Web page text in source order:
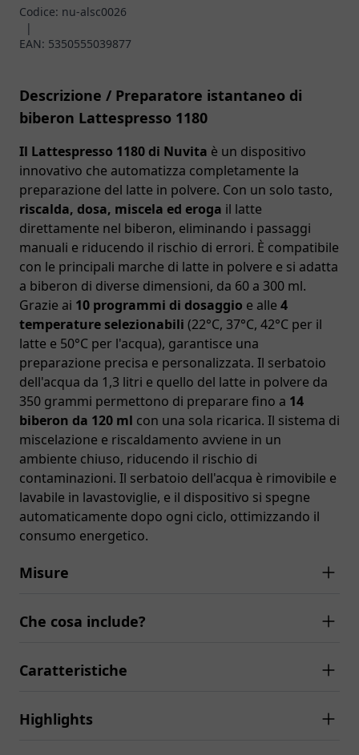
Codice: nu-alsc0026
|
EAN: 5350555039877
Descrizione / Preparatore istantaneo di
biberon Lattespresso 1180
Il Lattespresso 1180 di Nuvita è un dispositivo
innovativo che automatizza completamente la
preparazione del latte in polvere. Con un solo tasto,
riscalda, dosa, miscela ed eroga il latte
direttamente nel biberon, eliminando i passaggi
manuali e riducendo il rischio di errori. È compatibile
con le principali marche di latte in polvere e si adatta
a biberon di diverse dimensioni, da 60 a 300 ml.
Grazie ai 10 programmi di dosaggio e alle 4
temperature selezionabili (22°C, 37°C, 42°C per il
latte e 50°C per l'acqua), garantisce una
preparazione precisa e personalizzata. Il serbatoio
dell'acqua da 1,3 litri e quello del latte in polvere da
350 grammi permettono di preparare fino a 14
biberon da 120 ml con una sola ricarica. Il sistema di
miscelazione e riscaldamento avviene in un
ambiente chiuso, riducendo il rischio di
contaminazioni. Il serbatoio dell'acqua è rimovibile e
lavabile in lavastoviglie, e il dispositivo si spegne
automaticamente dopo ogni ciclo, ottimizzando il
consumo energetico.
Misure
Che cosa include?
Caratteristiche
Highlights